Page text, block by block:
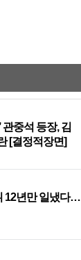
관중석 등장, 김
[결정적장면]
12년만 일냈다…